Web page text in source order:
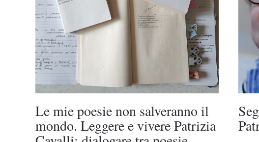
Le mie poesie non salveranno il
mondo. Leggere e vivere Patrizia